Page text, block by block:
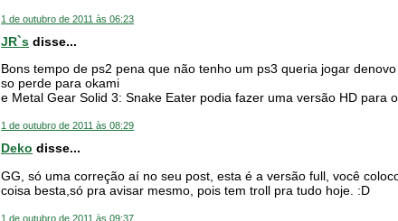
1 de outubro de 2011 às 06:23
JR`s disse...
Bons tempo de ps2 pena que não tenho um ps3 queria jogar
so perde para okami
e Metal Gear Solid 3: Snake Eater podia fazer uma versão HD para
1 de outubro de 2011 às 08:29
Deko disse...
GG, só uma correção aí no seu post, esta é a versão full, você
coisa besta,só pra avisar mesmo, pois tem troll pra tudo hoje. :D
1 de outubro de 2011 às 09:37